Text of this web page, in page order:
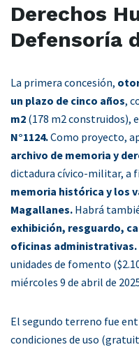
Derechos
Defensoría
La primera concesión,
un plazo de cinco años,
m2 (178 m2 construidos),
N°1124.Como proyecto,
archivo de memoria y
dictadura cívico-militar, a
memoria histórica y los
Magallanes. Habrá
exhibición, resguardo,
oficinas administrativas.
unidades de fomento
miércoles 9 de abril de
El segundo terreno fue
condiciones de uso